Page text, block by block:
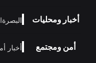
أخبار ومحليات البصرة
أمن ومجتمع أخبار